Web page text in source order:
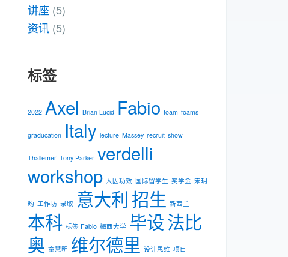
讲座 (5)
资讯 (5)
标签
2022 Axel Brian Lucid Fabio foam foams
graducation Italy lecture Massey recruit show
Thallemer Tony Parker verdelli
workshop 人因功效 国际留学生 奖学金 宋玥
昀 工作坊 录取 意大利招生 新⻄兰
本科 标签 Fabio 梅⻄⼤学 毕设法比
奥 童慧明 维尔德里 设计思维 项目